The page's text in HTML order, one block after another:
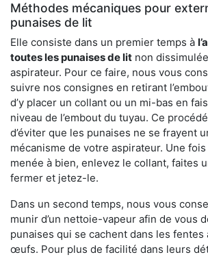
Méthodes mécaniques pour
punaises de lit
Elle consiste dans un premier temps à
toutes les punaises de lit non
aspirateur. Pour ce faire, nous vous
suivre nos consignes en retirant
d’y placer un collant ou un mi-bas en
niveau de l’embout du tuyau. Ce
d’éviter que les punaises ne se frayent
mécanisme de votre aspirateur. Une
menée à bien, enlevez le collant, faites
fermer et jetez-le.
Dans un second temps, nous vous
munir d’un nettoie-vapeur afin de vous
punaises qui se cachent dans les fentes
œufs. Pour plus de facilité dans leurs